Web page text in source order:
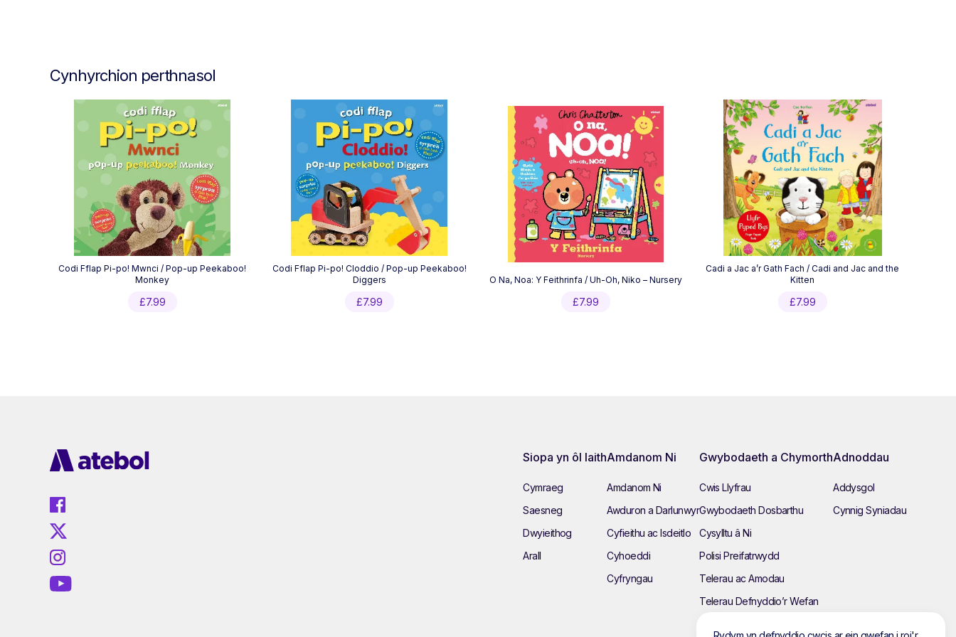
Cynhyrchion perthnasol
Codi Fflap Pi-po! Mwnci / Pop-up Peekaboo!
Monkey
£7.99
Codi Fflap Pi-po! Cloddio / Pop-up Peekaboo!
Diggers
£7.99
O Na, Noa: Y Feithrinfa / Uh-Oh, Niko – Nursery
£7.99
Cadi a Jac a’r Gath Fach / Cadi and Jac and the
Kitten
£7.99
Siopa yn ôl Iaith
Cymraeg
Saesneg
Dwyieithog
Arall
Amdanom Ni
Amdanom Ni
Awduron a Darlunwyr
Cyfieithu ac Isdeitlo
Cyhoeddi
Cyfryngau
Gwybodaeth a Chymorth
Cwis Llyfrau
Gwybodaeth Dosbarthu
Cysylltu â Ni
Polisi Preifatrwydd
Telerau ac Amodau
Telerau Defnyddio’r Wefan
Adnoddau
Addysgol
Cynnig Syniadau